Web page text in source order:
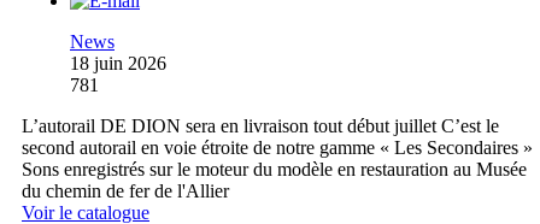
News
18 juin 2026
781
L’autorail DE DION sera en livraison tout début juillet C’est le
second autorail en voie étroite de notre gamme « Les Secondaires »
Sons enregistrés sur le moteur du modèle en restauration au Musée
du chemin de fer de l'Allier
Voir le catalogue